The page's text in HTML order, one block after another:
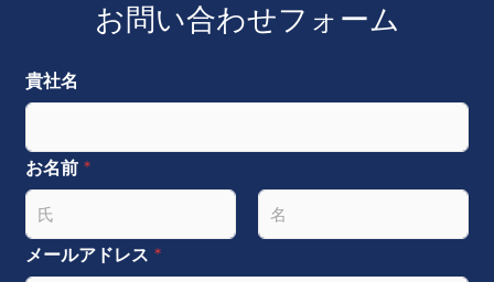
お問い合わせフォーム
貴社名
お名前*
名
メールアドレス*